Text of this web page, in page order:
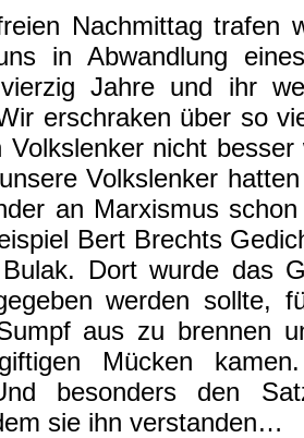
Nachmittag trafen
in Abwandlung
Jahre und ihr
erschraken über so
Volkslenker nicht
Volkslenker
an Marxismus
Bert Brechts
Dort wurde das
werden sollte,
aus zu brennen
Mücken
besonders den
sie ihn verstanden…